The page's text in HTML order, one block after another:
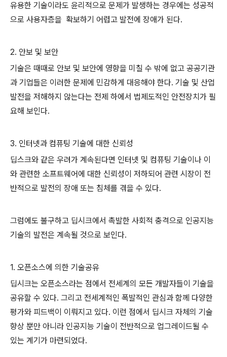
유용한 기술이라도 윤리적으로 문제가 발생하는 경우에는 성공적
으로 사용자층을 확보하기 어렵고 발전에 장애가 된다.
2. 안보 및 보안
기술은 때때로 안보 및 보안에 영향을 미칠 수 밖에 없고 공공기관
과 기업들은 이러한 문제에 민감하게 대응해야 한다. 기술 및 산업
발전을 저해하지 않는다는 전제 하에서 법제도적인 안전장치가 필
요해 보인다.
3. 인터넷과 컴퓨팅 기술에 대한 신뢰성
딥스크와 같은 우려가 계속된다면 인터넷 및 컴퓨팅 기술이나 이
와 관련한 소프트웨어에 대한 신뢰성이 저하되어 관련 시장이 전
반적으로 발전의 장애 또는 침체를 겪을 수 있다.
그럼에도 불구하고 딥시크에서 촉발한 사회적 충격으로 인공지능
기술의 발전은 계속될 것으로 보인다.
1. 오픈소스에 의한 기술공유
딥시크는 오픈소스라는 점에서 전세계의 모든 개발자들이 기술을
공유할 수 있다. 그리고 전세계적인 폭발적인 관심과 함께 다양한
평가와 피드백이 이뤄지고 있다. 이런 점에서 딥시크 자체의 기술
향상 뿐만 아니라 인공지능 기술이 전반적으로 업그레이드될 수
있는 계기가 마련되었다.